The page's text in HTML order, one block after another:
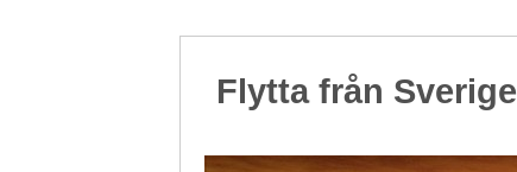
Flytta från Sverige